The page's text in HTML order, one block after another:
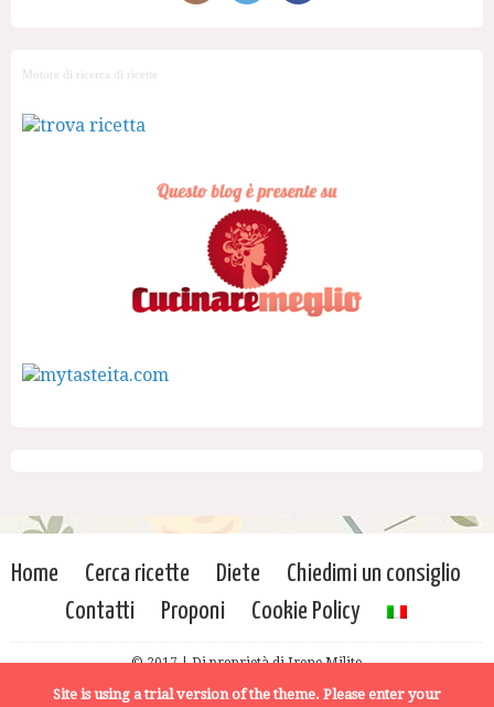
Motore di ricerca di ricette
Home Cerca ricette Diete
Chiedimi un consiglio
Contatti
Proponi Cookie Policy
© 2017 | Di proprietà di Irene Milito
Site is using a trial version of the theme. Please enter your